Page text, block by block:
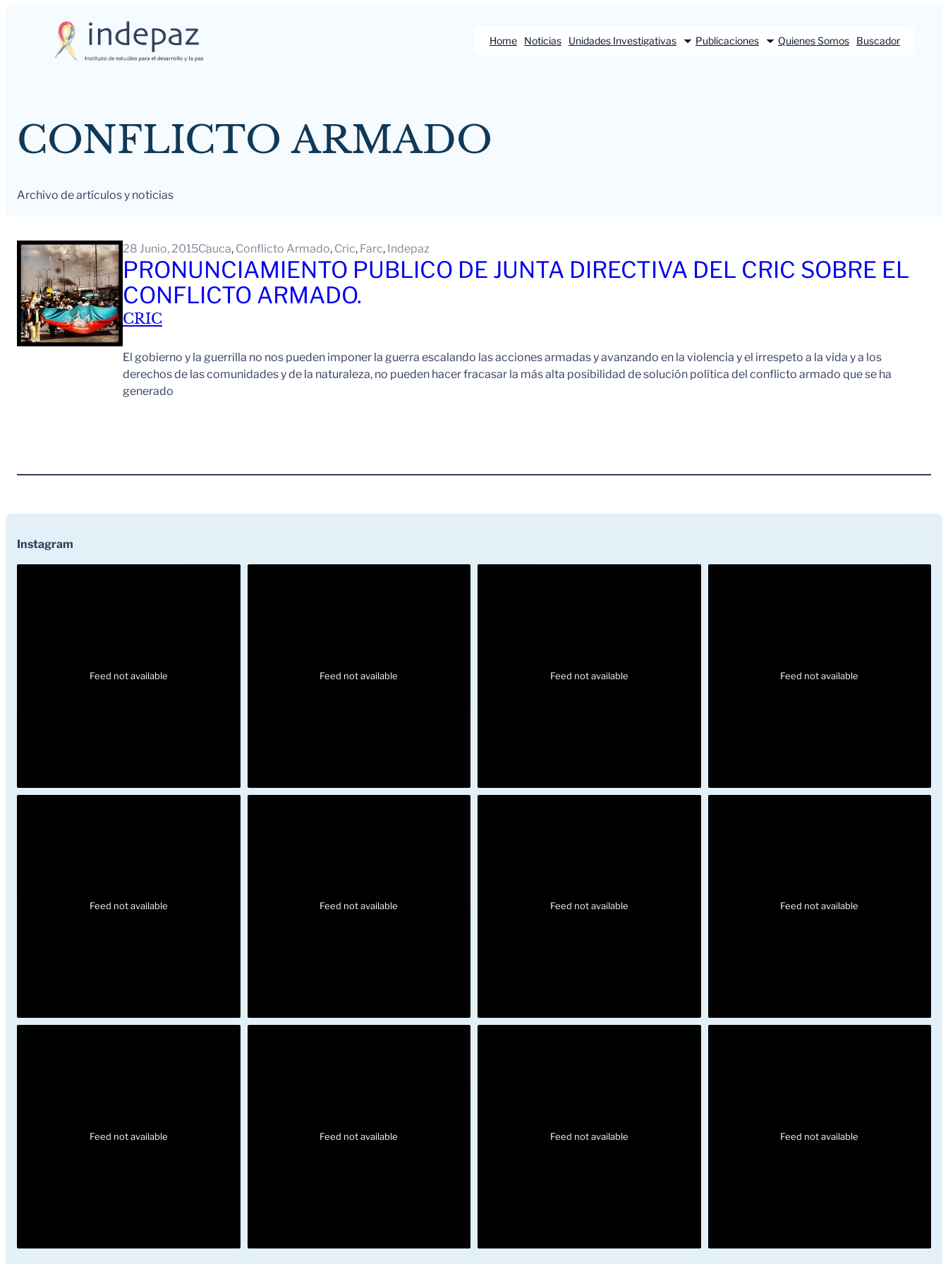
Home Noticias Unidades Investigativas Publicaciones Quienes Somos Buscador
CONFLICTO ARMADO
Archivo de artículos y noticias
28 Junio, 2015Cauca, Conflicto Armado, Cric, Farc, Indepaz
PRONUNCIAMIENTO PUBLICO DE JUNTA DIRECTIVA DEL CRIC SOBRE EL
CONFLICTO ARMADO.
CRIC
El gobierno y la guerrilla no nos pueden imponer la guerra escalando las acciones armadas y avanzando en la violencia y el irrespeto a la vida y a los
derechos de las comunidades y de la naturaleza, no pueden hacer fracasar la más alta posibilidad de solución política del conflicto armado que se ha
generado
Instagram
Feed not available Feed not available Feed not available Feed not available
Feed not available Feed not available Feed not available Feed not available
Feed not available Feed not available Feed not available Feed not available